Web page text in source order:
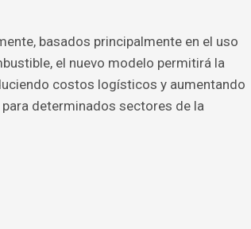
basados principalmente en el uso
el nuevo modelo permitirá la
costos logísticos y aumentando
determinados sectores de la